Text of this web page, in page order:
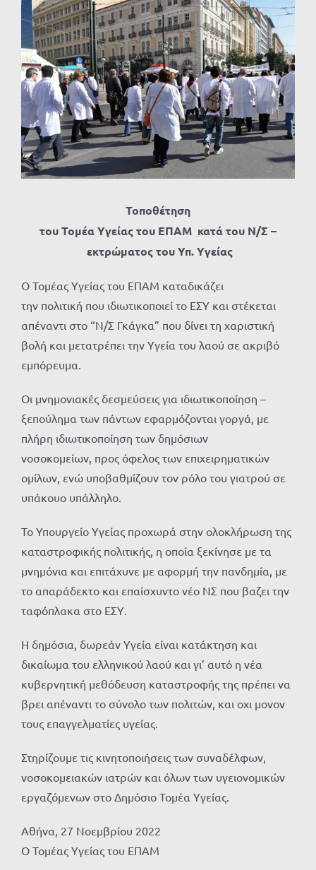
Προβολή
μεγαλύτερης
εικόνας
Τοποθέτηση
του Τομέα Υγείας του ΕΠΑΜ κατάτου Ν/Σ –
εκτρώματος του Υπ. Υγείας
Ο Τομέας Υγείας του ΕΠΑΜ καταδικάζει
την πολιτική που ιδιωτικοποιεί το ΕΣΥ και στέκεται
απέναντι στο “Ν/Σ Γκάγκα” που δίνει τη χαριστική
βολή και μετατρέπει την Υγεία του λαού σε ακριβό
εμπόρευμα.
Οι μνημονιακές δεσμεύσεις για ιδιωτικοποίηση –
ξεπούλημα των πάντων εφαρμόζονται γοργά, με
πλήρη ιδιωτικοποίηση των δημόσιων
νοσοκομείων, προς όφελος των επιχειρηματικών
ομίλων, ενώ υποβαθμίζουν τον ρόλο του γιατρού σε
υπάκουο υπάλληλο.
Το Υπουργείο Υγείας προχωρά στην ολοκλήρωση της
καταστροφικής πολιτικής, η οποία ξεκίνησε με τα
μνημόνια και επιτάχυνε με αφορμή την πανδημία, με
το απαράδεκτο και επαίσχυντο νέο ΝΣ που βαζει την
ταφόπλακα στο ΕΣΥ.
Η δημόσια, δωρεάν Υγεία είναι κατάκτηση και
δικαίωμα του ελληνικού λαού και γι’ αυτό η νέα
κυβερνητική μεθόδευση καταστροφής της πρέπει να
βρει απέναντι το σύνολο των πολιτών, και οχι μονον
τους επαγγελματίες υγείας.
Στηρίζουμε τις κινητοποιήσεις των συναδέλφων,
νοσοκομειακών ιατρών και όλων των υγειονομικών
εργαζόμενων στο Δημόσιο Τομέα Υγείας.
Αθήνα, 27 Νοεμβρίου 2022
Ο Toμέας Υγείας του ΕΠΑΜ